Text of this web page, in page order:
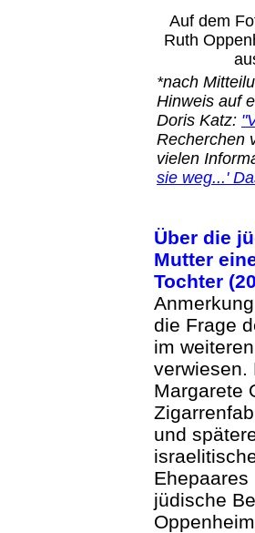
Auf dem
Ruth
*nach
Hinweis auf
Doris Katz:
Recherchen
vielen
sie weg...'
Über die
Mutter
Tochter
die Frage
im
verwiesen.
Margarete
und
jüdische